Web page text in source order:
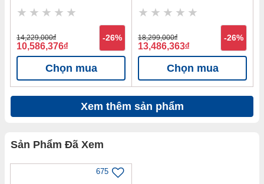
14,229,000đ
10,586,376đ
-26%
Chọn mua
18,299,000đ
13,486,363đ
-26%
Chọn mua
Xem thêm sản phẩm
Sản Phẩm Đã Xem
675